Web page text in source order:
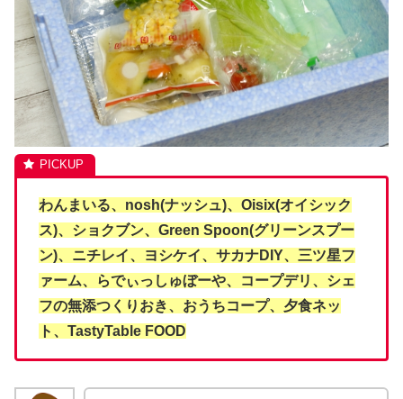
わんまいる、nosh(ナッシュ)、Oisix(オイシック
ス)、ショクブン、Green Spoon(グリーンスプー
ン)、ニチレイ、ヨシケイ、サカナDIY、三ツ星フ
ァーム、らでぃっしゅぼーや、コープデリ、シェ
フの無添つくりおき、おうちコープ、夕食ネッ
ト、TastyTable FOOD